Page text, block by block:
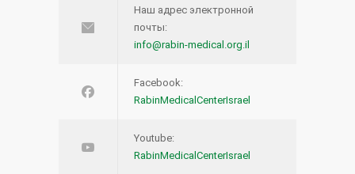
Наш адрес электронной
почты:
info@rabin-medical.org.il
Facebook:
RabinMedicalCenterIsrael
Youtube:
RabinMedicalCenterIsrael